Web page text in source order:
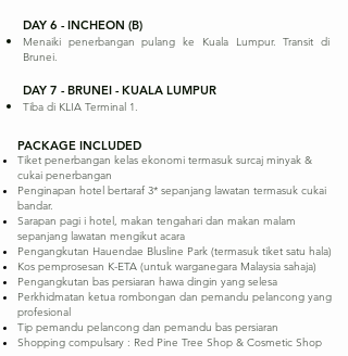
DAY 6 - INCHEON (B)
Menaiki penerbangan pulang ke Kuala Lumpur. Transit di
Brunei.
DAY 7 - BRUNEI - KUALA LUMPUR
Tiba di KLIA Terminal 1.
PACKAGE INCLUDED
Tiket penerbangan kelas ekonomi termasuk surcaj minyak &
cukai penerbangan
Penginapan hotel bertaraf 3* sepanjang lawatan termasuk cukai
bandar.
Sarapan pagi i hotel, makan tengahari dan makan malam
sepanjang lawatan mengikut acara
Pengangkutan Hauendae Blusline Park (termasuk tiket satu hala)
Kos pemprosesan K-ETA (untuk warganegara Malaysia sahaja)
Pengangkutan bas persiaran hawa dingin yang selesa
Perkhidmatan ketua rombongan dan pemandu pelancong yang
profesional
Tip pemandu pelancong dan pemandu bas persiaran
Shopping compulsary : Red Pine Tree Shop & Cosmetic Shop